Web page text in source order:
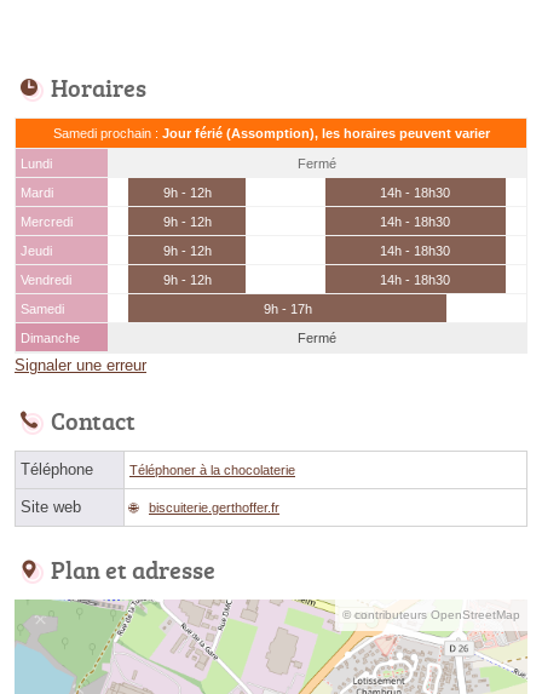
Horaires
Samedi prochain : Jour férié (Assomption), les horaires peuvent varier
Lundi
Fermé
Mardi
9h - 12h
14h - 18h30
Mercredi
9h - 12h
14h - 18h30
Jeudi
9h - 12h
14h - 18h30
Vendredi
9h - 12h
14h - 18h30
Samedi
9h - 17h
Dimanche
Fermé
Signaler une erreur
Contact
Téléphone Téléphoner à la chocolaterie
Site web biscuiterie.gerthoffer.fr
Plan et adresse
© contributeurs OpenStreetMap